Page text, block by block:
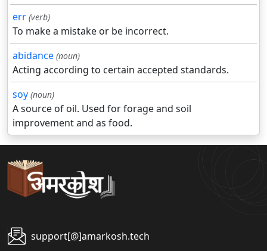
err (verb)
To make a mistake or be incorrect.
abidance (noun)
Acting according to certain accepted standards.
soy (noun)
A source of oil. Used for forage and soil
improvement and as food.
support[@]amarkosh.tech